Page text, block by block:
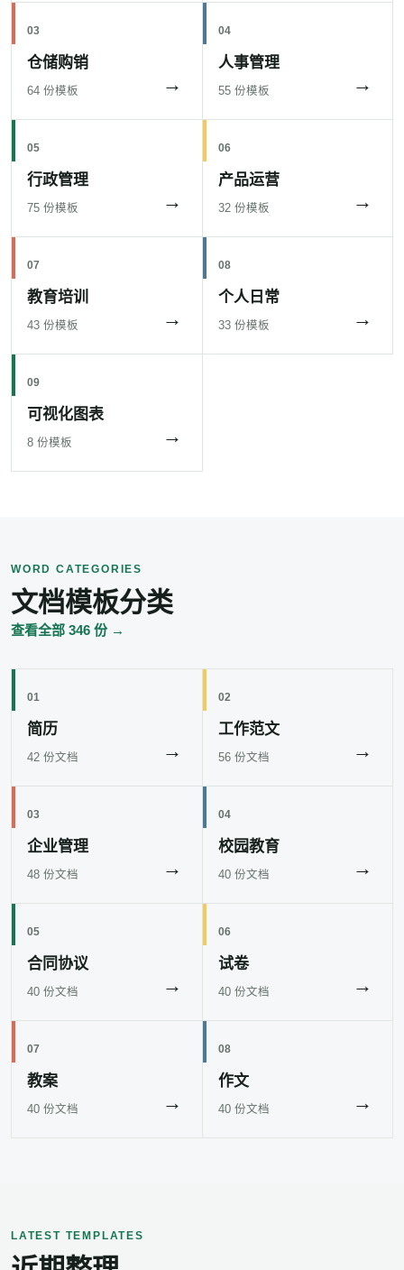
03
仓储购销
64 份模板 →
04
人事管理
55 份模板 →
05
行政管理
75 份模板 →
06
产品运营
32 份模板 →
07
教育培训
43 份模板 →
08
个人日常
33 份模板 →
09
可视化图表
8 份模板 →
WORD CATEGORIES
文档模板分类
查看全部 346 份 →
01
简历
42 份文档 →
02
工作范文
56 份文档 →
03
企业管理
48 份文档 →
04
校园教育
40 份文档 →
05
合同协议
40 份文档 →
06
试卷
40 份文档 →
07
教案
40 份文档 →
08
作文
40 份文档 →
LATEST TEMPLATES